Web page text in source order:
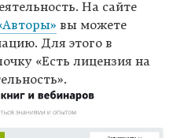
На сайте
вы можете
Для этого в
«Есть лицензия на